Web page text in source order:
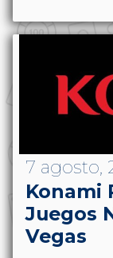
7 agosto,
Konami
Juegos
Vegas